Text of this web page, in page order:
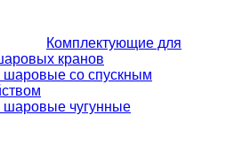
Комплектующие для
кранов
шаровые со спускным
шаровые чугунные